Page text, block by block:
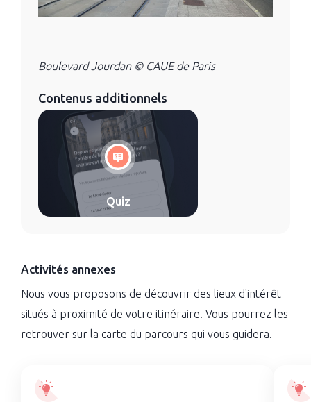
Boulevard Jourdan © CAUE de Paris
Contenus additionnels
Quiz
Activités annexes
Nous vous proposons de découvrir des lieux d'intérêt
situés à proximité de votre itinéraire. Vous pourrez les
retrouver sur la carte du parcours qui vous guidera.